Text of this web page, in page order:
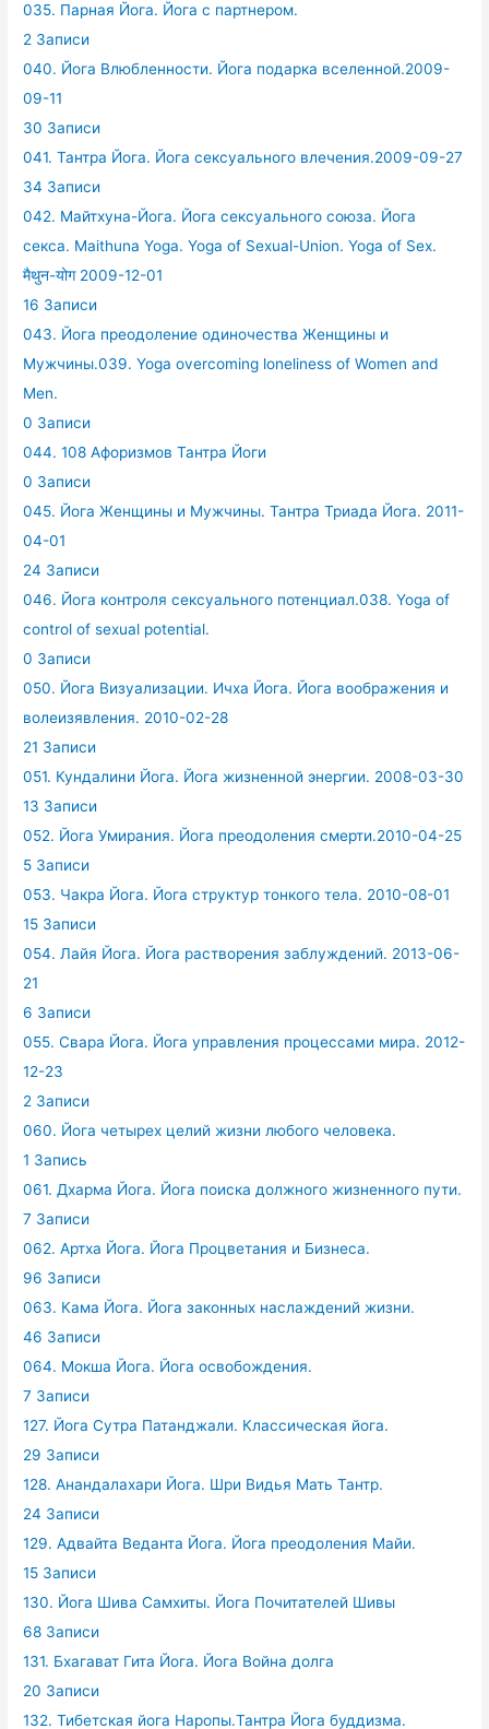
035. Парная Йога. Йога с партнером.
2 Записи
040. Йога Влюбленности. Йога подарка вселенной.2009-
09-11
30 Записи
041. Тантра Йога. Йога сексуального влечения.2009-09-27
34 Записи
042. Майтхуна-Йога. Йога сексуального союза. Йога
секса. Maithuna Yoga. Yoga of Sexual-Union. Yoga of Sex.
मैथुन-योग 2009-12-01
16 Записи
043. Йога преодоление одиночества Женщины и
Мужчины.039. Yoga overcoming loneliness of Women and
Men.
0 Записи
044. 108 Афоризмов Тантра Йоги
0 Записи
045. Йога Женщины и Мужчины. Тантра Триада Йога. 2011-
04-01
24 Записи
046. Йога контроля сексуального потенциал.038. Yoga of
control of sexual potential.
0 Записи
050. Йога Визуализации. Ичха Йога. Йога воображения и
волеизявления. 2010-02-28
21 Записи
051. Кундалини Йога. Йога жизненной энергии. 2008-03-30
13 Записи
052. Йога Умирания. Йога преодоления смерти.2010-04-25
5 Записи
053. Чакра Йога. Йога структур тонкого тела. 2010-08-01
15 Записи
054. Лайя Йога. Йога растворения заблуждений. 2013-06-
21
6 Записи
055. Свара Йога. Йога управления процессами мира. 2012-
12-23
2 Записи
060. Йога четырех целий жизни любого человека.
1 Запись
061. Дхарма Йога. Йога поиска должного жизненного пути.
7 Записи
062. Артха Йога. Йога Процветания и Бизнеса.
96 Записи
063. Кама Йога. Йога законных наслаждений жизни.
46 Записи
064. Мокша Йога. Йога освобождения.
7 Записи
127. Йога Сутра Патанджали. Классическая йога.
29 Записи
128. Анандалахари Йога. Шри Видья Мать Тантр.
24 Записи
129. Адвайта Веданта Йога. Йога преодоления Майи.
15 Записи
130. Йога Шива Самхиты. Йога Почитателей Шивы
68 Записи
131. Бхагават Гита Йога. Йога Война долга
20 Записи
132. Тибетская йога Наропы.Тантра Йога буддизма.